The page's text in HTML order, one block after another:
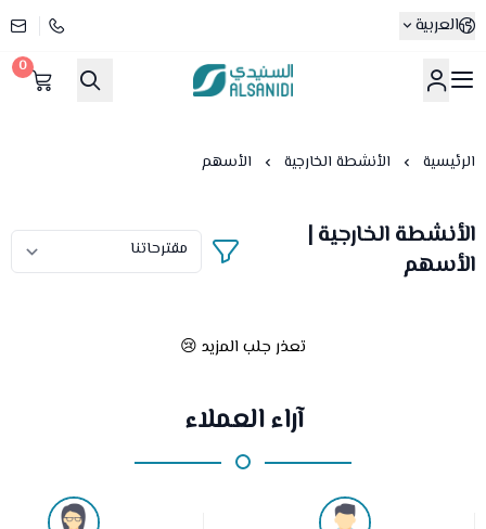
العربية
متجر السنيدي
0
الرئيسية الأنشطة الخارجية الأسهم
الأنشطة الخارجية |
الأسهم
تعذر جلب المزيد 😢
آراء العملاء